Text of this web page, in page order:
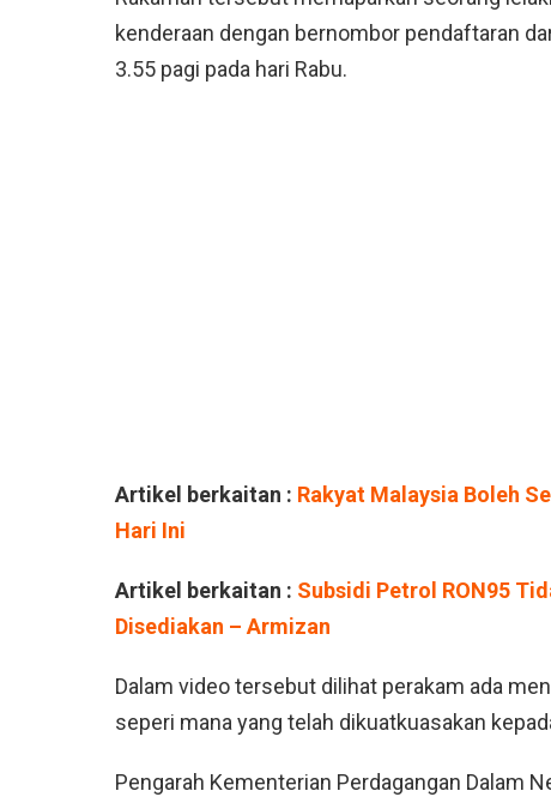
kenderaan dengan bernombor pendaftaran
3.55 pagi pada hari Rabu.
Artikel berkaitan : Rakyat Malaysia Boleh
Hari Ini
Artikel berkaitan : Subsidi Petrol RON95
Disediakan – Armizan
Dalam video tersebut dilihat perakam ada
seperi mana yang telah dikuatkuasakan
Pengarah Kementerian Perdagangan Dalam